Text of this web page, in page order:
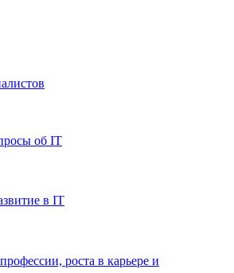
об IT
в IT
роста в карьере и